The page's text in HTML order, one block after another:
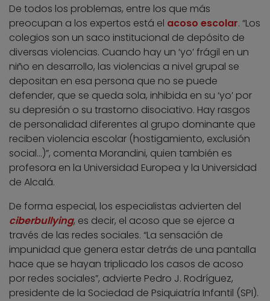
De todos los problemas, entre los que más
preocupan a los expertos está el acoso escolar. “Los
colegios son un saco institucional de depósito de
diversas violencias. Cuando hay un ‘yo’ frágil en un
niño en desarrollo, las violencias a nivel grupal se
depositan en esa persona que no se puede
defender, que se queda sola, inhibida en su ‘yo’ por
su depresión o su trastorno disociativo. Hay rasgos
de personalidad diferentes al grupo dominante que
reciben violencia escolar (hostigamiento, exclusión
social…)”, comenta Morandini, quien también es
profesora en la Universidad Europea y la Universidad
de Alcalá.
De forma especial, los especialistas advierten del
ciberbullying, es decir, el acoso que se ejerce a
través de las redes sociales. “La sensación de
impunidad que genera estar detrás de una pantalla
hace que se hayan triplicado los casos de acoso
por redes sociales”, advierte Pedro J. Rodríguez,
presidente de la Sociedad de Psiquiatría Infantil (SPI).